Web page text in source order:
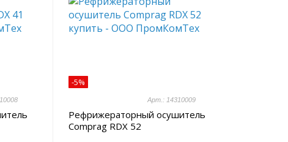
-5%
Арт.: 14310009
Рефрижераторный осушитель
Comprag RDX 52